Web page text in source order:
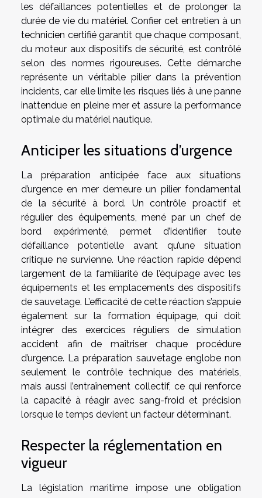
les défaillances potentielles et de prolonger la
durée de vie du matériel. Confier cet entretien à un
technicien certifié garantit que chaque composant,
du moteur aux dispositifs de sécurité, est contrôlé
selon des normes rigoureuses. Cette démarche
représente un véritable pilier dans la prévention
incidents, car elle limite les risques liés à une panne
inattendue en pleine mer et assure la performance
optimale du matériel nautique.
Anticiper les situations d’urgence
La préparation anticipée face aux situations
d’urgence en mer demeure un pilier fondamental
de la sécurité à bord. Un contrôle proactif et
régulier des équipements, mené par un chef de
bord expérimenté, permet d’identifier toute
défaillance potentielle avant qu’une situation
critique ne survienne. Une réaction rapide dépend
largement de la familiarité de l’équipage avec les
équipements et les emplacements des dispositifs
de sauvetage. L’efficacité de cette réaction s’appuie
également sur la formation équipage, qui doit
intégrer des exercices réguliers de simulation
accident afin de maîtriser chaque procédure
d’urgence. La préparation sauvetage englobe non
seulement le contrôle technique des matériels,
mais aussi l’entraînement collectif, ce qui renforce
la capacité à réagir avec sang-froid et précision
lorsque le temps devient un facteur déterminant.
Respecter la réglementation en
vigueur
La législation maritime impose une obligation